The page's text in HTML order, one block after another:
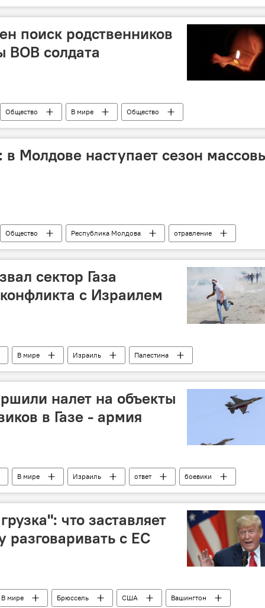
робот
поиск родственников
ВОВ солдата
Общество В мире
Общество
Республика Молдова
СССР
Эстония
родственники
Великая Отечественная война
в Молдове наступает сезон
Общество Республика Молдова отравление
сектор Газа
с Израилем
В мире Израиль
Палестина
столкновения ракетный удар
налет на объекты
в Газе - армия
В мире Израиль ответ боевики
что заставляет
разговаривать с ЕС
В мире Брюссель США Вашингтон